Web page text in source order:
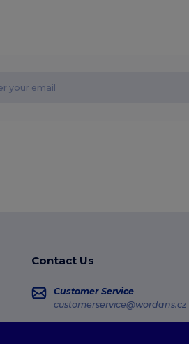
Contact Us
Customer Service
customerservice@wordans.cz